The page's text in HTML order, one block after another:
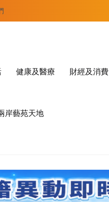
健康及醫療 財經及消費
岸藝苑天地